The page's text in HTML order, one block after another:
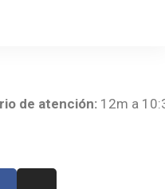
de atención: 12m a